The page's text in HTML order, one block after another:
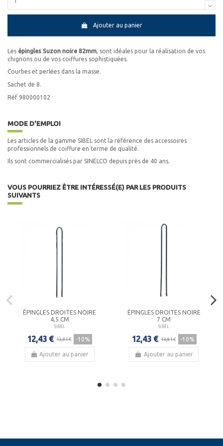
Ajouter au panier
Les épingles Suzon noire 82mm, sont idéales pour la réalisation de vos
chignons ou de vos coiffures sophistiquées.
Courbes et perlées dans la masse.
Sachet de 8.
Réf 980000102
MODE D'EMPLOI
Les articles de la gamme SIBEL sont la référence des accessoires
professionnels de coiffure en terme de qualité.
Ils sont commercialisés par SINELCO depuis près de 40 ans.
VOUS POURRIEZ ÊTRE INTÉRESSÉ(E) PAR LES PRODUITS
SUIVANTS
ÉPINGLES DROITES NOIRE
4,5 CM
SIBEL
12,43 € 13,81 € -10%
Ajouter au panier
ÉPINGLES DROITES NOIRE
7 CM
SIBEL
12,43 € 13,81 € -10%
Ajouter au panier